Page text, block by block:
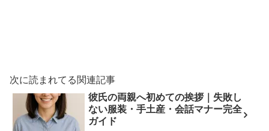
次に読まれてる関連記事
彼氏の両親へ初めての挨拶｜失敗し
ない服装・手土産・会話マナー完全
ガイド